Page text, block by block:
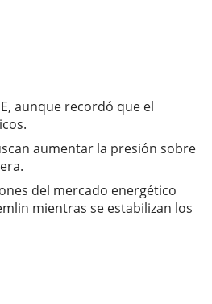
aunque recordó que el
aumentar la presión sobre
del mercado energético
mientras se estabilizan los